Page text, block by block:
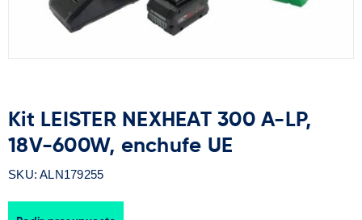
Kit LEISTER NEXHEAT 300 A-LP,
18V-600W, enchufe UE
SKU: ALN179255